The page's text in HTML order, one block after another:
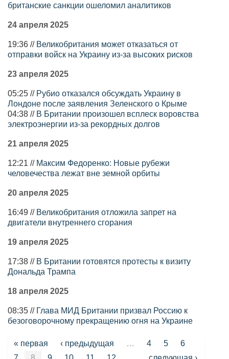
британские санкции ошеломил аналитиков
24 апреля 2025
19:36 // Великобритания может отказаться от
отправки войск на Украину из-за высоких рисков
23 апреля 2025
05:25 // Рубио отказался обсуждать Украину в
Лондоне после заявления Зеленского о Крыме
04:38 // В Британии произошел всплеск воровства
электроэнергии из-за рекордных долгов
21 апреля 2025
12:21 // Максим Федоренко: Новые рубежи
человечества лежат вне земной орбиты
20 апреля 2025
16:49 // Великобритания отложила запрет на
двигатели внутреннего сгорания
19 апреля 2025
17:38 // В Британии готовятся протесты к визиту
Дональда Трампа
18 апреля 2025
08:35 // Глава МИД Британии призвал Россию к
безоговорочному прекращению огня на Украине
Страницы
« первая ‹ предыдущая … 4 5
6